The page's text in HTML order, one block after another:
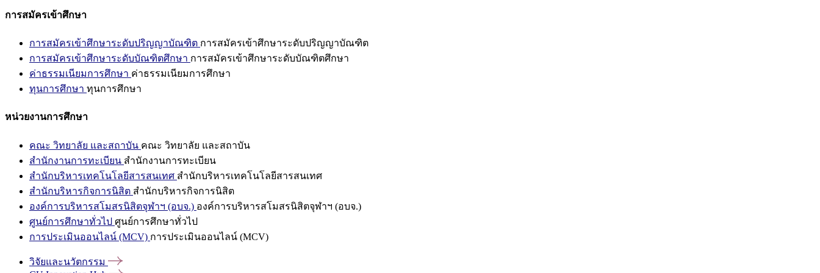
การสมัครเข้าศึกษา
การสมัครเข้าศึกษาระดับปริญญาบัณฑิต การสมัครเข้าศึกษาระดับปริญญาบัณฑิต
การสมัครเข้าศึกษาระดับบัณฑิตศึกษา การสมัครเข้าศึกษาระดับบัณฑิตศึกษา
ค่าธรรมเนียมการศึกษา ค่าธรรมเนียมการศึกษา
ทุนการศึกษา ทุนการศึกษา
หน่วยงานการศึกษา
คณะ วิทยาลัย และสถาบัน คณะ วิทยาลัย และสถาบัน
สำนักงานการทะเบียน สำนักงานการทะเบียน
สำนักบริหารเทคโนโลยีสารสนเทศ สำนักบริหารเทคโนโลยีสารสนเทศ
สำนักบริหารกิจการนิสิต สำนักบริหารกิจการนิสิต
องค์การบริหารสโมสรนิสิตจุฬาฯ (อบจ.) องค์การบริหารสโมสรนิสิตจุฬาฯ (อบจ.)
ศูนย์การศึกษาทั่วไป ศูนย์การศึกษาทั่วไป
การประเมินออนไลน์ (MCV) การประเมินออนไลน์ (MCV)
วิจัยและนวัตกรรม